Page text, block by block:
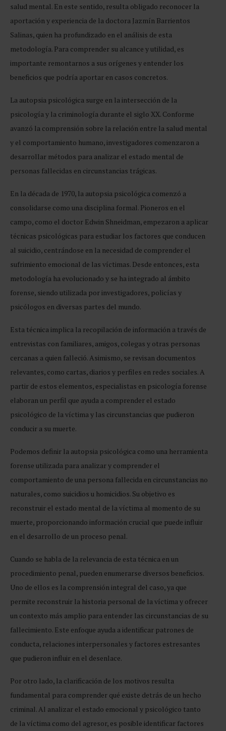
salud mental. En este sentido, resulta obligado reconocer la
aportación y experiencia de la doctora Jazmín Barrientos
Salinas, quien ha profundizado en el análisis de esta
metodología. Para comprender su alcance y utilidad, es
importante remontarnos a sus orígenes y entender los
beneficios que podría aportar en casos concretos.
La autopsia psicológica surge en la intersección de la
psicología y la criminología durante el siglo XX. Conforme
avanzó la comprensión sobre la relación entre la salud mental
y el comportamiento humano, investigadores comenzaron a
desarrollar métodos para analizar el estado mental de
personas fallecidas en circunstancias trágicas.
En la década de 1970, la autopsia psicológica comenzó a
consolidarse como una disciplina formal. Pioneros en el
campo, como el doctor Edwin Shneidman, empezaron a aplicar
técnicas psicológicas para estudiar los factores que conducen
al suicidio, centrándose en la necesidad de comprender el
sufrimiento emocional de las víctimas. Desde entonces, esta
metodología ha evolucionado y se ha integrado al ámbito
forense, siendo utilizada por investigadores, policías y
psicólogos en diversas partes del mundo.
Esta técnica implica la recopilación de información a través de
entrevistas con familiares, amigos, colegas y otras personas
cercanas a quien falleció. Asimismo, se revisan documentos
relevantes, como cartas, diarios y perfiles en redes sociales. A
partir de estos elementos, especialistas en psicología forense
elaboran un perfil que ayuda a comprender el estado
psicológico de la víctima y las circunstancias que pudieron
conducir a su muerte.
Podemos definir la autopsia psicológica como una herramienta
forense utilizada para analizar y comprender el
comportamiento de una persona fallecida en circunstancias no
naturales, como suicidios u homicidios. Su objetivo es
reconstruir el estado mental de la víctima al momento de su
muerte, proporcionando información crucial que puede influir
en el desarrollo de un proceso penal.
Cuando se habla de la relevancia de esta técnica en un
procedimiento penal, pueden enumerarse diversos beneficios.
Uno de ellos es la comprensión integral del caso, ya que
permite reconstruir la historia personal de la víctima y ofrecer
un contexto más amplio para entender las circunstancias de su
fallecimiento. Este enfoque ayuda a identificar patrones de
conducta, relaciones interpersonales y factores estresantes
que pudieron influir en el desenlace.
Por otro lado, la clarificación de los motivos resulta
fundamental para comprender qué existe detrás de un hecho
criminal. Al analizar el estado emocional y psicológico tanto
de la víctima como del agresor, es posible identificar factores